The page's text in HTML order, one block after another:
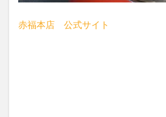
赤福本店 公式サイト